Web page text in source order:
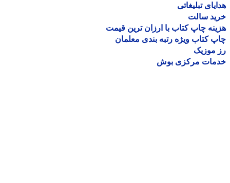
تبلیغاتی
سالت
چاپ کتاب با ارزان ترین قیمت
کتاب ویژه رتبه بندی معلمان
موزیک
مرکزی بوش